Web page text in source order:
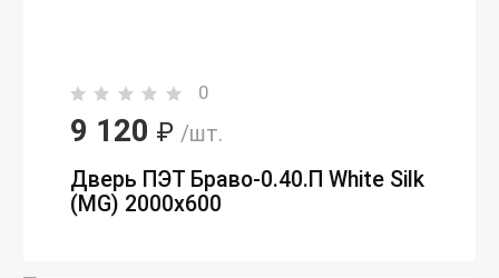
0
9 120 ₽ /шт.
Дверь ПЭТ Браво-0.40.П White Silk
(MG) 2000х600